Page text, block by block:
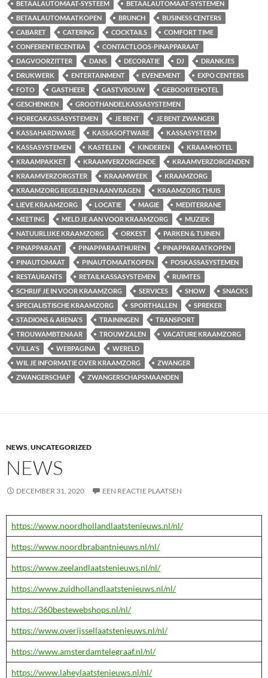
BETAALAUTOMAAT-SYSTEEM
BETAALAUTOMAAT-SYSTEMEN
BETAALAUTOMAATKOPEN
BRUNCH
BUSINESS CENTERS
CABARET
CATERING COCKTAILS
COMFORT TIME
CONFERENTIECENTRA
CONTACTLOOS-PINAPPARAAT
DAGVOORZITTER
DANS DECORATIE DJ
DRANKJES
DRUKWERK
ENTERTAINMENT EVENEMENT
EXPO CENTERS
FOTO
GASTHEER GASTVROUW
GEBOORTEHOTEL
GESCHENKEN
GROOTHANDELKASSASYSTEMEN
HORECAKASSASYSTEMEN
JE BENT
JE BENT ZWANGER
KASSAHARDWARE
KASSASOFTWARE
KASSASYSTEEM
KASSASYSTEMEN
KASTELEN KINDEREN
KRAAMHOTEL
KRAAMPAKKET
KRAAMVERZORGENDE
KRAAMVERZORGENDEN
KRAAMVERZORGSTER
KRAAMWEEK
KRAAMZORG
KRAAMZORG REGELEN EN AANVRAGEN
KRAAMZORG THUIS
LIEVE KRAAMZORG
LOCATIE MAGIE
MEDITERRANE
MEETING
MELD JE AAN VOOR KRAAMZORG
MUZIEK
NATUURLIJKE KRAAMZORG
ORKEST
PARKEN & TUINEN
PINAPPARAAT
PINAPPARAATHUREN
PINAPPARAATKOPEN
PINAUTOMAAT
PINAUTOMAATKOPEN
POSKASSASYSTEMEN
RESTAURANTS
RETAILKASSASYSTEMEN
RUIMTES
SCHRIJF JE IN VOOR KRAAMZORG
SERVICES SHOW
SNACKS
SPECIALISTISCHE KRAAMZORG
SPORTHALLEN
SPREKER
STADIONS & ARENA'S
TRAININGEN
TRANSPORT
TROUWAMBTENAAR
TROUWZALEN
VACATURE KRAAMZORG
VILLA'S
WEBPAGINA
WERELD
WIL JE INFORMATIE OVER KRAAMZORG
ZWANGER
ZWANGERSCHAP
ZWANGERSCHAPSMAANDEN
NEWS,UNCATEGORIZED
NEWS
DECEMBER 31, 2020 EEN REACTIE PLAATSEN
https://www.noordhollandlaatstenieuws.nl/nl/
https://www.noordbrabantnieuws.nl/nl/
https://www.zeelandlaatstenieuws.nl/nl/
https://www.zuidhollandlaatstenieuws.nl/nl/
https://360bestewebshops.nl/nl/
https://www.overijssellaatstenieuws.nl/nl/
https://www.amsterdamtelegraaf.nl/nl/
https://www.laheylaatstenieuws.nl/nl/